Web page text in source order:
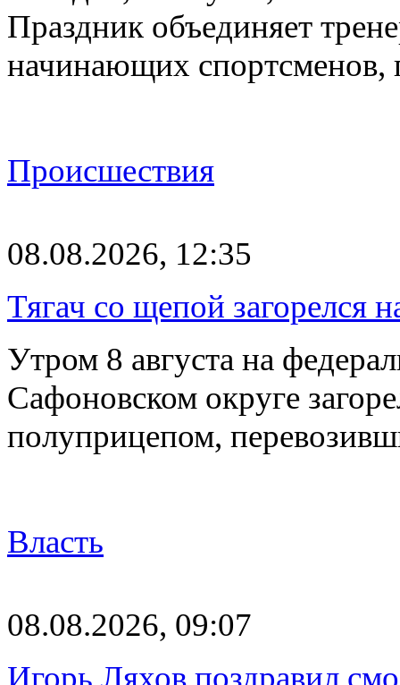
Праздник объединяет
начинающих
Происшествия
08.08.2026, 12:35
Тягач со щепой загорелся
Утром 8 августа на
Сафоновском округе
полуприцепом,
Власть
08.08.2026, 09:07
Игорь Ляхов поздравил